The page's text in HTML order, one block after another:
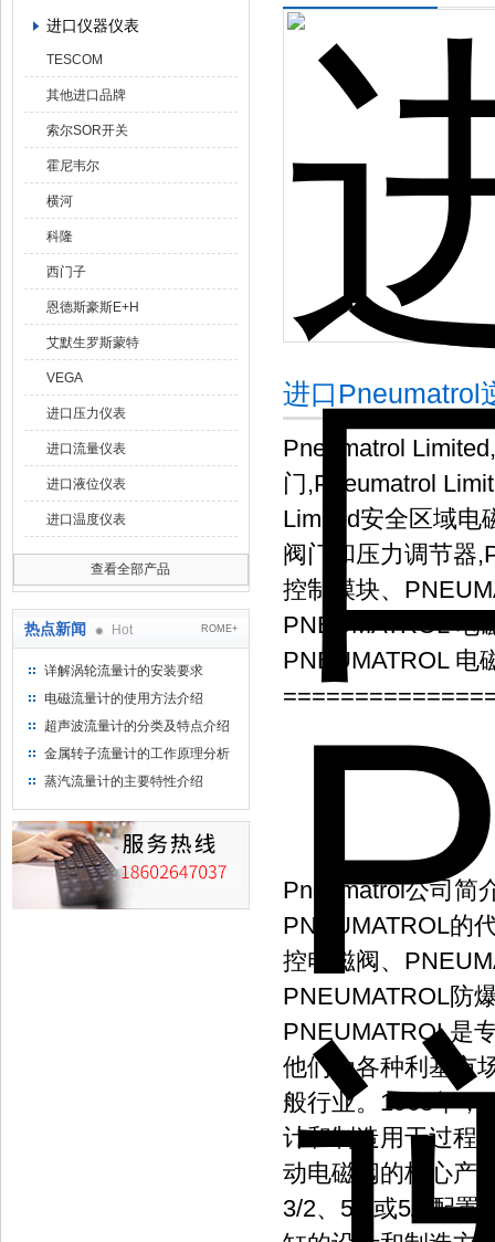
进口仪器仪表
TESCOM
其他进口品牌
索尔SOR开关
霍尼韦尔
横河
科隆
西门子
恩德斯豪斯E+H
艾默生罗斯蒙特
VEGA
进口压力仪表
进口流量仪表
进口液位仪表
进口温度仪表
查看全部产品
热点新闻 Hot ROME+
详解涡轮流量计的安装要求
电磁流量计的使用方法介绍
超声波流量计的分类及特点介绍
金属转子流量计的工作原理分析
蒸汽流量计的主要特性介绍
进口Pneumatrol
Pneumatrol
门,Pneumatrol
Limited安全区域电
阀门和压力调节器
控制模块、
PNEUMATROL 电
PNEUMATROL 电
Pneumatrol公司简
PNEUMATROL的
控电磁阀、
PNEUMATROL防
PNEUMATROL是
他们为各种利基市
般行业。1963年，
计和制造用于过程
动电磁阀的核心产
3/2、5/2或5/3配置